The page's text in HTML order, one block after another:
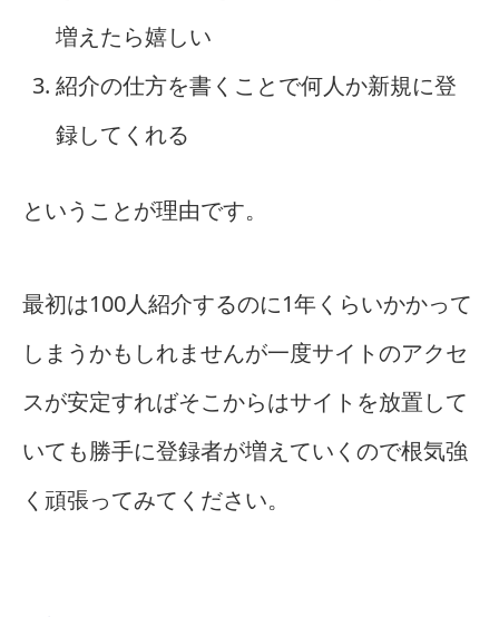
増えたら嬉しい
紹介の仕方を書くことで何人か新規に登
録してくれる
ということが理由です。
最初は100人紹介するのに1年くらいかかって
しまうかもしれませんが一度サイトのアクセ
スが安定すればそこからはサイトを放置して
いても勝手に登録者が増えていくので根気強
く頑張ってみてください。